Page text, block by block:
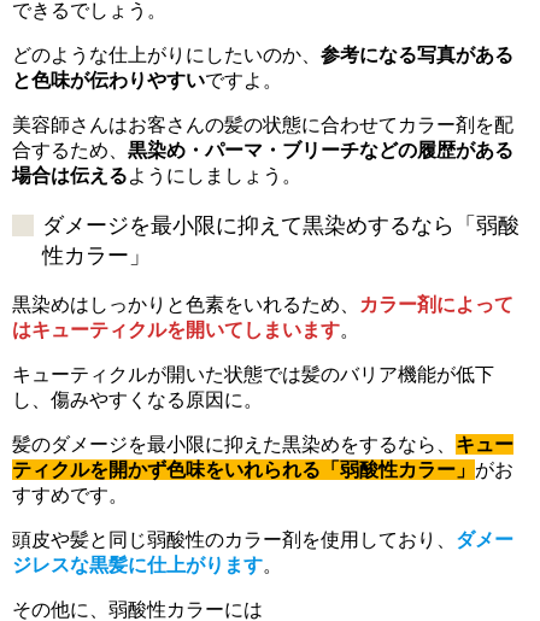
できるでしょう。
どのような仕上がりにしたいのか、 参考になる写真がある
と色味が伝わりやすいですよ。
美容師さんはお客さんの髪の状態に合わせてカラー剤を配
合するため、 黒染め・パーマ・ブリーチなどの履歴がある
場合は伝えるようにしましょう。
ダメージを最小限に抑えて黒染めするなら「弱酸
性カラー」
黒染めはしっかりと色素をいれるため、
カラー剤によって
はキューティクルを開いてしまいます。
キューティクルが開いた状態では髪のバリア機能が低下
し、傷みやすくなる原因に。
髪のダメージを最小限に抑えた黒染めをするなら、 キュー
ティクルを開かず色味をいれられる「弱酸性カラー」 がお
すすめです。
頭皮や髪と同じ弱酸性のカラー剤を使用しており、 ダメー
ジレスな黒髪に仕上がります。
その他に、弱酸性カラーには